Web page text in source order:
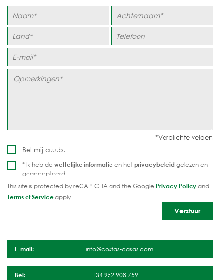
Bel mij a.u.b.
* Ik heb de wettelijke informatie en hetprivacybeleid gelezen en
geaccepteerd
This site is protected by reCAPTCHA and the Google Privacy Policyand
Terms of Serviceapply.
E-mail: info@costas-casas.com
Bel: +34 952 908 759